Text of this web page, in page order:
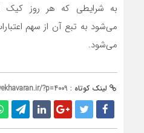
به شرایطی که هر روز
می‌شود به تبع آن از سهم
می‌شود.
لینک کوتاه : ?p=4009